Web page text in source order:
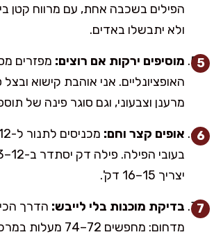
הפילים בשכבה אחת, עם מרווח קטן
ולא יתבשלו באדים.
מוסיפים ירקות אם רוצים: מפזרים
האופציונליים. אני אוהבת קישוא ובצל
מרענן וצבעוני, וגם סוגר פינה של
אופים קצר וחם:
יצריך 15–16 דק'.
בדיקת מוכנות בלי לייבש: הדרך
מדחום: מחפשים